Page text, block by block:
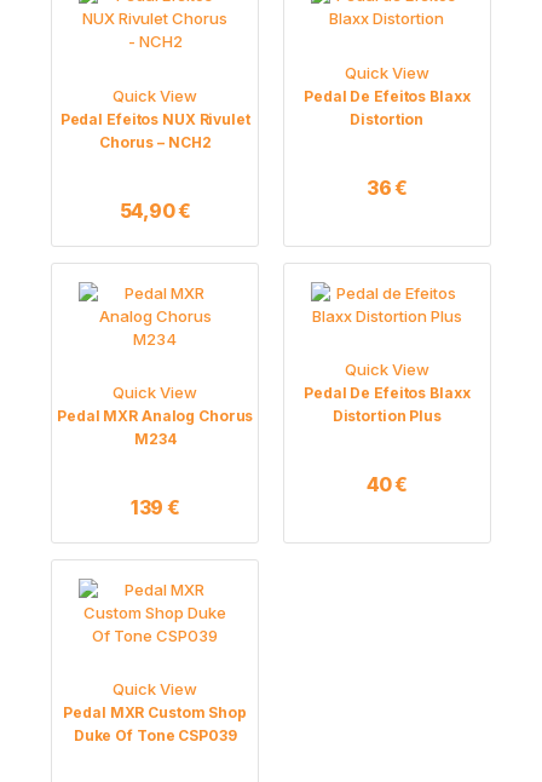
Quick View
Pedal Efeitos NUX Rivulet
Chorus – NCH2
54,90€
Quick View
Pedal De Efeitos Blaxx
Distortion
36€
Quick View
Pedal MXR Analog Chorus
M234
139 €
Quick View
Pedal De Efeitos Blaxx
Distortion Plus
40€
Quick View
Pedal MXR Custom Shop
Duke Of Tone CSP039